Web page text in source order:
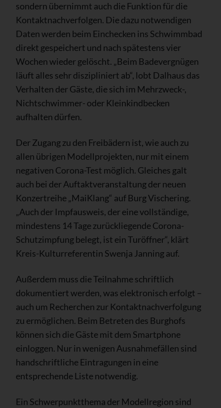
sondern übernimmt auch die Funktion für die
Kontaktnachverfolgen. Die dazu notwendigen
Daten werden beim Einchecken ins Schwimmbad
direkt gespeichert und nach spätestens vier
Wochen wieder gelöscht. „Beim Badevergnügen
läuft alles sehr diszipliniert ab“, lobt Dalhaus das
Verhalten der Gäste, die sich im Mehrzweck-,
Nichtschwimmer- oder Kleinkindbecken
aufhalten dürfen.
Der Zugang zu den Freibädern ist, wie auch zu
allen übrigen Modellprojekten, nur mit einem
negativen Corona-Test möglich. Gleiches galt
auch bei der Auftaktveranstaltung der neuen
Konzertreihe „MaiKlang“ auf Burg Vischering.
„Auch der Impfausweis, der eine vollständige,
mindestens 14 Tage zurückliegende Corona-
Schutzimpfung belegt, ist ein Turöffner“, klärt
Kreis-Kulturreferentin Swenja Janning auf.
Außerdem muss die Teilnahme schriftlich
dokumentiert werden, was elektronisch erfolgt –
auch um Recherchen zur Kontaktnachverfolgung
zu ermöglichen. Beim Betreten des Burghofs
können sich die Gäste mit dem Smartphone
einloggen. Nur in wenigen Ausnahmefällen sind
handschriftliche Eintragungen in eine
entsprechende Liste notwendig.
Ein Schwerpunktthema der Modellregion sind